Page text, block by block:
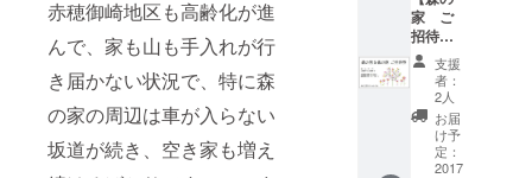
赤穂御崎地区も高齢化が進
んで、家も山も手入れが行
き届かない状況で、特に森
の家の周辺は車が入らない
坂道が続き、空き家も増え
イベント演
出、住宅展
示場での展
示住宅・店
舗に合わせ
てオーダー
制作を行っ
家 ご
招待
券】 ・
お礼の
ポスト
カード
と灯台
が丘探
検地図
支援
者：
2人
お届
け予
定：
2017